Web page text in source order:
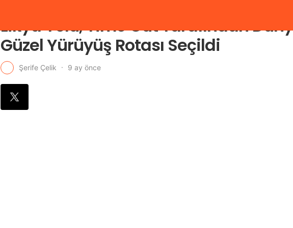
Likya Yolu, Time Out Tarafından
Güzel Yürüyüş Rotası Seçildi
Şerife Çelik 9 ay önce